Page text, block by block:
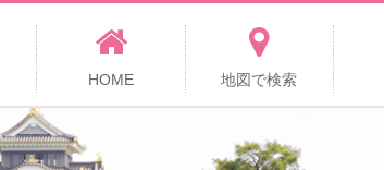
HOME 地図で検索